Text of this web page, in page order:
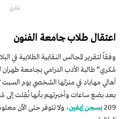
مُكري
اعتقال طلاب جامعة الفنون
وفقاً لتقرير المجالس النقابية الطلابية في
بعد بضع ساعات وأخبرتهم بأنها نُقِلت إلى
209بسجن إيفين، ولا تتوفر حتى الآن